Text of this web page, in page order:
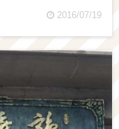
2016/07/19